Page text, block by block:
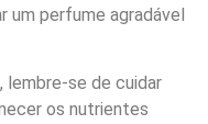
um perfume agradável
lembre-se de cuidar
os nutrientes